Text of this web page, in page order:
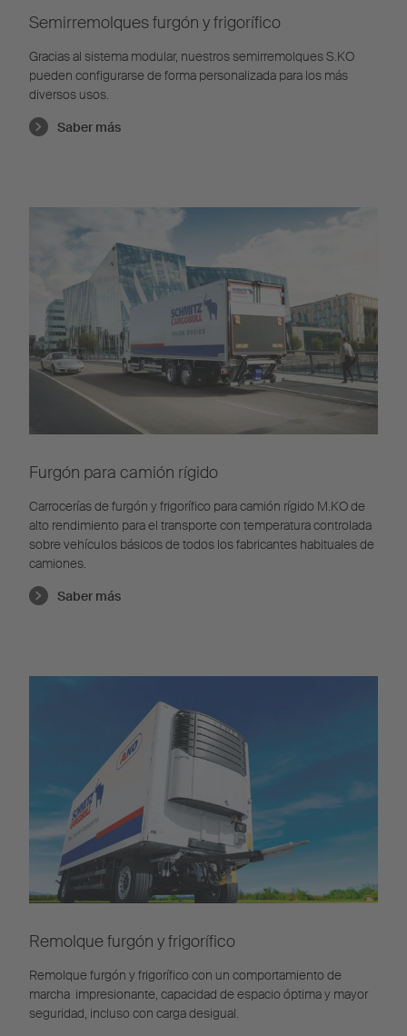
Semirremolques furgón y frigorífico
Gracias al sistema modular, nuestros semirremolques S.KO
pueden configurarse de forma personalizada para los más
diversos usos.
Saber más
Furgón para camión rígido
Carrocerías de furgón y frigorífico para camión rígido M.KO de
alto rendimiento para el transporte con temperatura controlada
sobre vehículos básicos de todos los fabricantes habituales de
camiones.
Saber más
Remolque furgón y frigorífico
Remolque furgón y frigorífico con un comportamiento de
marcha impresionante, capacidad de espacio óptima y mayor
seguridad, incluso con carga desigual.